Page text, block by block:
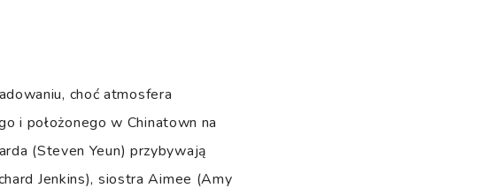
choć atmosfera
i położonego w Chinatown na
(Steven Yeun) przybywają
Jenkins), siostra Aimee (Amy